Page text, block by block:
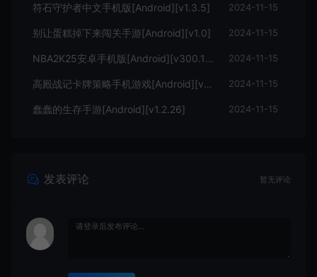
符石守护者中文手机版[Android][v1.3.5] 2024-11-15
别让蛋糕掉下来闯关手游[Android][v1.0] 2024-11-15
NBA2K25安卓手机版[Android][v300.15.246297225] 2024-11-15
高殿战记卡牌策略手机游戏[Android][v1.0.0] 2024-11-15
蠢蠢的生存手游[Android][v1.2.26] 2024-11-15
发表评论 暂无评论